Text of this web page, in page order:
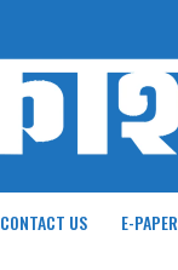
CONTACT US E-PAPER